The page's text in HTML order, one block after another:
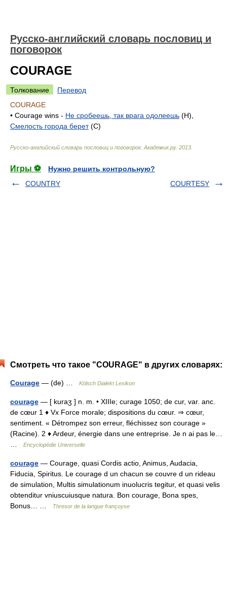
Русско-английский словарь пословиц и
поговорок
COURAGE
Толкование
Перевод
COURAGE
• Courage wins - Не сробеешь, так врага одолеешь (H),
Смелость города берет(C)
Русско-английский словарь пословиц и поговорок. Академик.ру. 2013
Игры ⚽
Нужно решить контрольную?
COUNTRY
COURTESY
Смотреть что такое "COURAGE" в других словарях:
Courage — (de) … Kölsch Dialekt Lexikon
courage — [ kuraʒ ] n. m. • XIIIe; curage 1050; de cur, var. anc.
de cœur 1 ♦ Vx Force morale; dispositions du cœur. ⇒ cœur,
sentiment. « Détrompez son erreur, fléchissez son courage »
(Racine). 2 ♦ Ardeur, énergie dans une entreprise. Je n ai pas le…
Encyclopédie Universelle
courage — Courage, quasi Cordis actio, Animus, Audacia,
Fiducia, Spiritus. Le courage d un chacun se couvre d un rideau
de simulation, Multis simulationum inuolucris tegitur, et quasi velis
obtenditur vniuscuiusque natura. Bon courage, Bona spes,
Bonus… …
Thresor de la langue françoyse